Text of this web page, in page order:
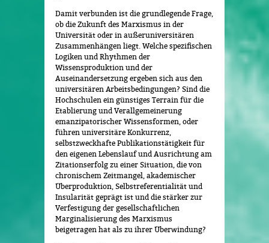
Damit verbunden ist die grundlegende Frage,
ob die Zukunft des Marxismus in der
Universität oder in außeruniversitären
Zusammenhängen liegt. Welche spezifischen
Logiken und Rhythmen der
Wissensproduktion und der
Auseinandersetzung ergeben sich aus den
universitären Arbeitsbedingungen? Sind die
Hochschulen ein günstiges Terrain für die
Etablierung und Verallgemeinerung
emanzipatorischer Wissensformen, oder
führen universitäre Konkurrenz,
selbstzweckhafte Publikationstätigkeit für
den eigenen Lebenslauf und Ausrichtung am
Zitationserfolg zu einer Situation, die von
chronischem Zeitmangel, akademischer
Überproduktion, Selbstreferentialität und
Insularität geprägt ist und die stärker zur
Verfestigung der gesellschaftlichen
Marginalisierung des Marxismus
beigetragen hat als zu ihrer Überwindung?